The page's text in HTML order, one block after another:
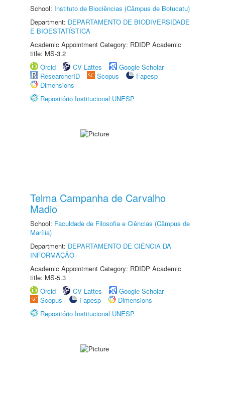
School: Instituto de Biociências (Câmpus de Botucatu)
Department: DEPARTAMENTO DE BIODIVERSIDADE
E BIOESTATÍSTICA
Academic Appointment Category: RDIDP Academic
title: MS-3.2
Orcid
CV Lattes
Google Scholar
ResearcherID
Scopus
Fapesp
Dimensions
Repositório Institucional UNESP
Telma Campanha de Carvalho
Madio
School: Faculdade de Filosofia e Ciências (Câmpus de
Marília)
Department: DEPARTAMENTO DE CIÊNCIA DA
INFORMAÇÃO
Academic Appointment Category: RDIDP Academic
title: MS-5.3
Orcid
CV Lattes
Google Scholar
Scopus
Fapesp
Dimensions
Repositório Institucional UNESP